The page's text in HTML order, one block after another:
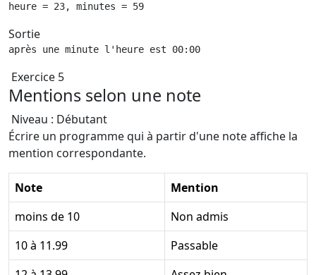
heure = 23, minutes = 59
Sortie
après une minute l'heure est 00:00
Exercice 5
Mentions selon une note
Niveau : Débutant
Écrire un programme qui à partir d'une note affiche la
mention correspondante.
Note
Mention
moins de 10
Non admis
10 à 11.99
Passable